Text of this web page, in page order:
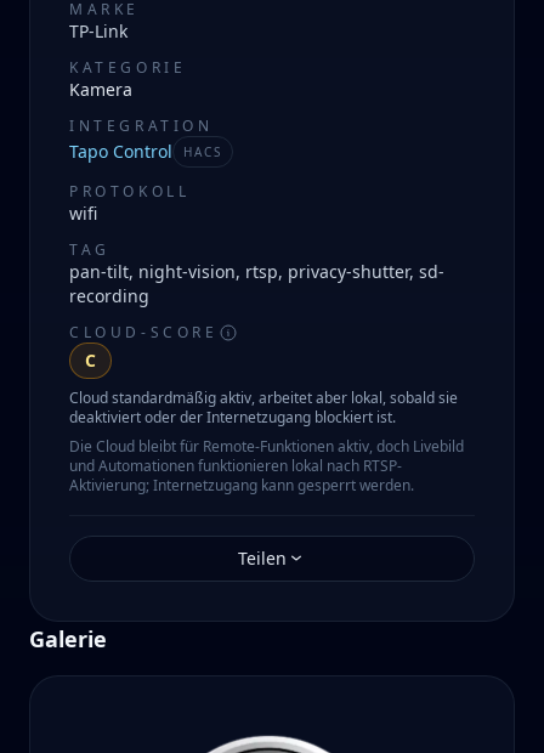
MARKE
TP-Link
KATEGORIE
Kamera
INTEGRATION
Tapo Control HACS
PROTOKOLL
wifi
TAG
pan-tilt, night-vision, rtsp, privacy-shutter, sd-
recording
CLOUD-SCORE
C
Cloud standardmäßig aktiv, arbeitet aber lokal, sobald sie
deaktiviert oder der Internetzugang blockiert ist.
Die Cloud bleibt für Remote-Funktionen aktiv, doch Livebild
und Automationen funktionieren lokal nach RTSP-
Aktivierung; Internetzugang kann gesperrt werden.
Teilen
Galerie